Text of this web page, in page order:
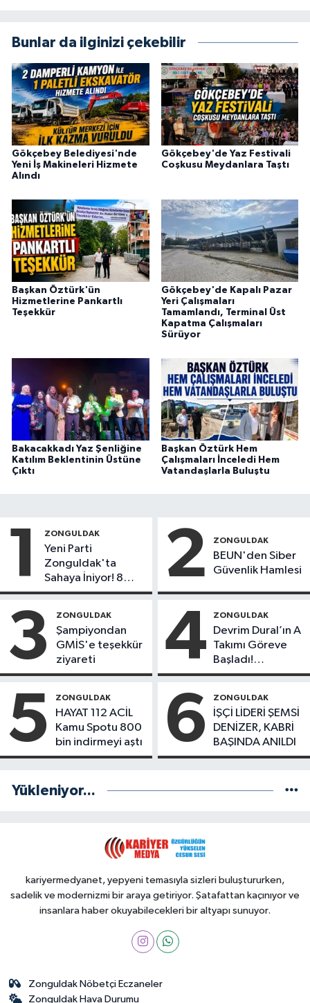
Bunlar da ilginizi çekebilir
Gökçebey Belediyesi'nde
Yeni İş Makineleri Hizmete
Alındı
Gökçebey'de Yaz Festivali
Coşkusu Meydanlara Taştı
Başkan Öztürk'ün
Hizmetlerine Pankartlı
Teşekkür
Gökçebey'de Kapalı Pazar
Yeri Çalışmaları
Tamamlandı, Terminal Üst
Kapatma Çalışmaları
Sürüyor
Bakacakkadı Yaz Şenliğine
Katılım Beklentinin Üstüne
Çıktı
Başkan Öztürk Hem
Çalışmaları İnceledi Hem
Vatandaşlarla Buluştu
1 ZONGULDAK
Yeni Parti
Zonguldak'ta
Sahaya İniyor! 8
İlçede Kurucu
Başladı
2 ZONGULDAK
BEUN'den Siber
Güvenlik Hamlesi
3 ZONGULDAK
Şampiyondan
GMİS'e teşekkür
ziyareti
4 ZONGULDAK
Devrim Dural’ın A
Takımı Göreve
Başladı!
Yönetimde
5 ZONGULDAK
HAYAT 112 ACİL
Kamu Spotu 800
bin indirmeyi aştı
6 ZONGULDAK
İŞÇİ LİDERİ ŞEMSİ
DENİZER, KABRİ
BAŞINDA ANILDI
Yükleniyor...
kariyermedyanet, yepyeni temasıyla sizleri buluştururken,
sadelik ve modernizmi bir araya getiriyor. Şatafattan kaçınıyor ve
insanlara haber okuyabilecekleri bir altyapı sunuyor.
Zonguldak Nöbetçi Eczaneler
Zonguldak Hava Durumu